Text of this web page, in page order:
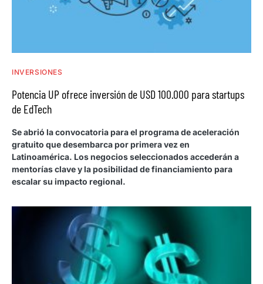
INVERSIONES
Potencia UP ofrece inversión de USD 100.000 para startups
de EdTech
Se abrió la convocatoria para el programa de aceleración
gratuito que desembarca por primera vez en
Latinoamérica. Los negocios seleccionados accederán a
mentorías clave y la posibilidad de financiamiento para
escalar su impacto regional.